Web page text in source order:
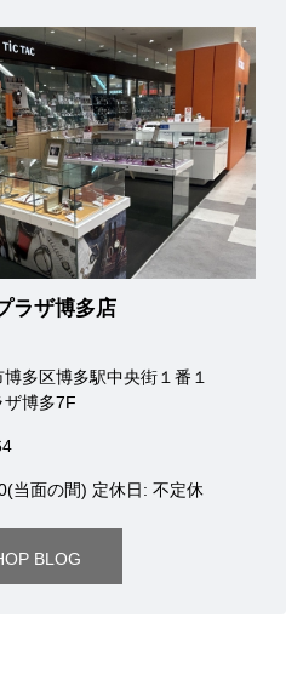
ラザ博多店
多区博多駅中央街１番１
ザ博多7F
当面の間) 定休日: 不定休
BLOG